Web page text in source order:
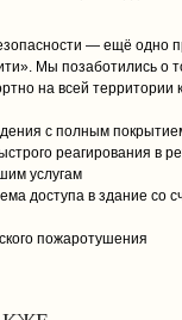
— ещё одно
Мы позаботились о
на всей территории
с полным
реагирования в
услугам
доступа в здание со
пожаротушения